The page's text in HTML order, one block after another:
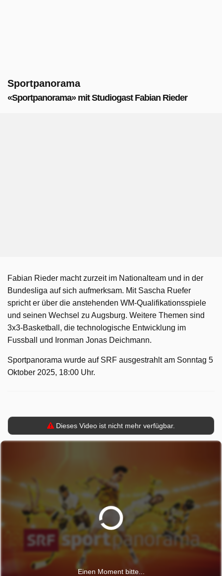
Sportpanorama
«Sportpanorama» mit Studiogast Fabian Rieder
Fabian Rieder macht zurzeit im Nationalteam und in der
Bundesliga auf sich aufmerksam. Mit Sascha Ruefer
spricht er über die anstehenden WM-Qualifikationsspiele
und seinen Wechsel zu Augsburg. Weitere Themen sind
3x3-Basketball, die technologische Entwicklung im
Fussball und Ironman Jonas Deichmann.
Sportpanorama wurde auf SRF ausgestrahlt am Sonntag 5
Oktober 2025, 18:00 Uhr.
Dieses Video ist nicht mehr verfügbar.
Einen Moment bitte...